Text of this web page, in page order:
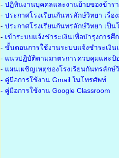
- ปฏิทินงานบุคคลและงานย้ายของข้าร
- ประกาศโรงเรียนกันทรลักษ์วิทยา เรื่
- ประกาศโรงเรียนกันทรลักษ์วิทยา เป็
- เข้าระบบแจ้งชำระเงินเพื่อบำรุงการศึ
- ขั้นตอนการใช้งานระบบแจ้งชำระเงิน
- แนวปฏิบัติตามมาตรการควบคุมและป้
- แผนเผชิญเหตุของโรงเรียนกันทรลัก
- คู่มือการใช้งาน Gmail ในโทรศัพท์
- คู่มือการใช้งาน Google Classroom